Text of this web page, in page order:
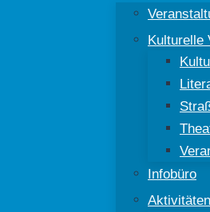
Kulturelle
Infobüro
Aktivitäten